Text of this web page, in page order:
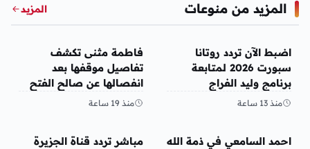
المزيد من منوعات المزيد
منوعات
اضبط الآن تردد روتانا
سبورت 2026 لمتابعة
برنامج وليد الفراج
منذ 13 ساعة
منوعات
فاطمة مثنى تكشف
تفاصيل موقفها بعد
انفصالها عن صالح الفتح
منذ 19 ساعة
منوعات
احمد السامعي في ذمة الله منوعات
مباشر تردد قناة الجزيرة